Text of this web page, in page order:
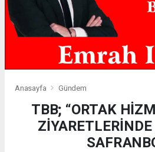
Anasayfa Gündem
TBB; “ORTAK